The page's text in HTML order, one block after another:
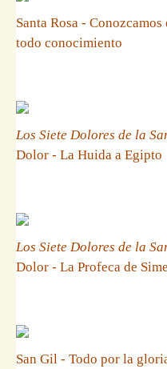
Santa Rosa -
todo conocimiento
Los Siete Dolores de la
Dolor - La Huida a Egipto
Los Siete Dolores de la
Dolor - La Profeca de
San Gil - Todo por la